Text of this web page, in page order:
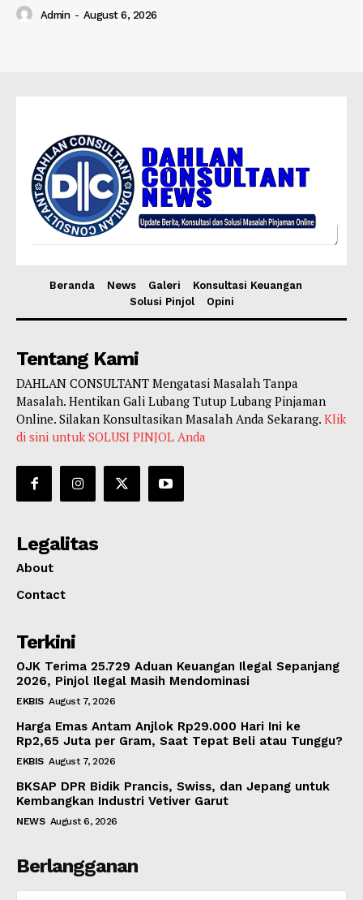
Admin - August 6, 2026
Beranda News Galeri
Konsultasi Keuangan
Solusi Pinjol
Opini
Tentang Kami
DAHLAN CONSULTANT Mengatasi Masalah Tanpa
Masalah. Hentikan Gali Lubang Tutup Lubang Pinjaman
Online. Silakan Konsultasikan Masalah Anda Sekarang. Klik
di sini untuk SOLUSI PINJOL Anda
Legalitas
About
Contact
Terkini
OJK Terima 25.729 Aduan Keuangan Ilegal Sepanjang
2026, Pinjol Ilegal Masih Mendominasi
EKBIS August 7, 2026
Harga Emas Antam Anjlok Rp29.000 Hari Ini ke
Rp2,65 Juta per Gram, Saat Tepat Beli atau Tunggu?
EKBIS August 7, 2026
BKSAP DPR Bidik Prancis, Swiss, dan Jepang untuk
Kembangkan Industri Vetiver Garut
NEWS August 6, 2026
Berlangganan